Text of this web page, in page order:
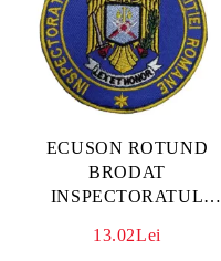
ECUSON ROTUND
BRODAT
INSPECTORATUL
ROMANE / IGPR
13.02Lei